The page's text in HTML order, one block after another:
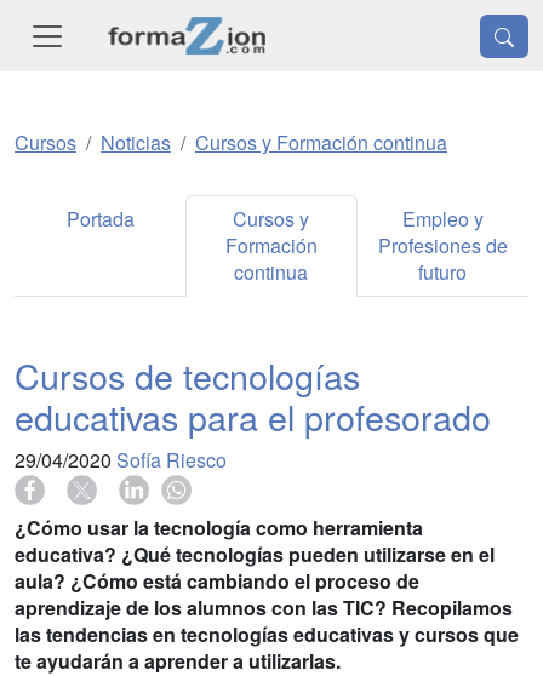
Cursos Noticias Cursos y Formación continua
Portada
Cursos y
Formación
continua
Empleo y
Profesiones de
futuro
Cursos de tecnologías
educativas para el profesorado
29/04/2020 Sofía Riesco
¿Cómo usar la tecnología como herramienta
educativa? ¿Qué tecnologías pueden utilizarse en el
aula? ¿Cómo está cambiando el proceso de
aprendizaje de los alumnos con las TIC? Recopilamos
las tendencias en tecnologías educativas y cursos que
te ayudarán a aprender a utilizarlas.